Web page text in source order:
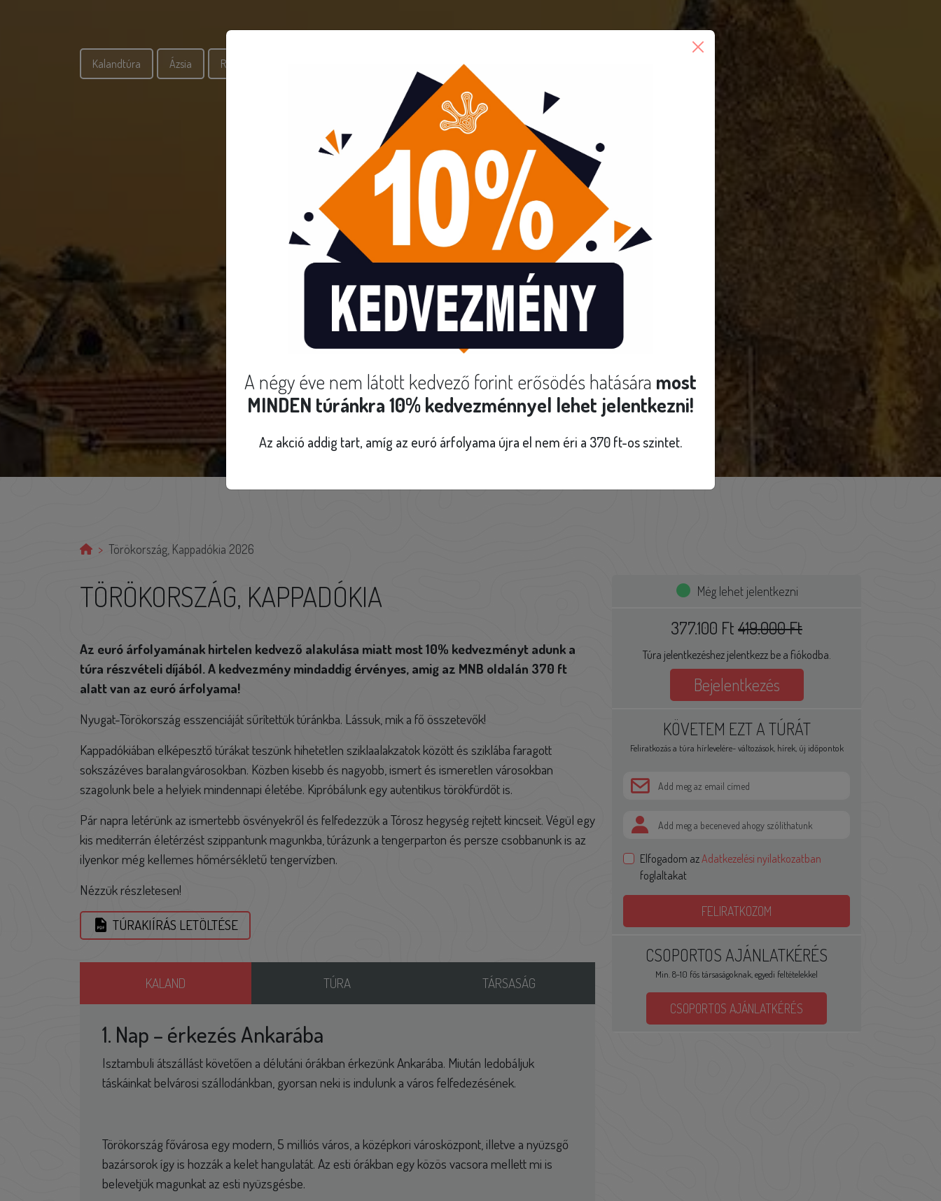
Kalandtúra Ázsia Repülő
Törökország, Kappadókia 2026
TÖRÖKORSZÁG, KAPPADÓKIA
Az euró árfolyamának hirtelen kedvező alakulása miatt most 10% kedvezményt adunk a
túra részvételi díjából. A kedvezmény mindaddig érvényes, amig az MNB oldalán 370 ft
alatt van az euró árfolyama!
Nyugat-Törökország esszenciáját sűrítettük túránkba. Lássuk, mik a fő összetevők!
Kappadókiában elképesztő túrákat teszünk hihetetlen sziklaalakzatok között és sziklába faragott
sokszázéves baralangvárosokban. Közben kisebb és nagyobb, ismert és ismeretlen városokban
szagolunk bele a helyiek mindennapi életébe. Kipróbálunk egy autentikus törökfürdőt is.
Pár napra letérünk az ismertebb ösvényekről és felfedezzük a Tórosz hegység rejtett kincseit. Végül egy
kis mediterrán életérzést szippantunk magunkba, túrázunk a tengerparton és persze csobbanunk is az
ilyenkor még kellemes hőmérsékletű tengervízben.
Nézzük részletesen!
TÚRAKIÍRÁS LETÖLTÉSE
KALAND TÚRA TÁRSASÁG
1. Nap – érkezés Ankarába
Isztambuli átszállást követően a délutáni órákban érkezünk Ankarába. Miután ledobáljuk
táskáinkat belvárosi szállodánkban, gyorsan neki is indulunk a város felfedezésének.
Törökország fővárosa egy modern, 5 milliós város, a középkori városközpont, illetve a nyüzsgő
bazársorok így is hozzák a kelet hangulatát. Az esti órákban egy közös vacsora mellett mi is
belevetjük magunkat az esti nyüzsgésbe.
Még lehet jelentkezni
377.100 Ft419.000 Ft
Túra jelentkezéshez jelentkezz be a fiókodba.
Bejelentkezés
KÖVETEM EZT A TÚRÁT
Feliratkozás a túra hírlevelére- változások, hírek, új időpontok
Elfogadom azAdatkezelési nyilatkozatban
foglaltakat
FELIRATKOZOM
CSOPORTOS AJÁNLATKÉRÉS
Min. 8-10 fős társaságoknak, egyedi feltételekkel
CSOPORTOS AJÁNLATKÉRÉS
A négy éve nem látott kedvező forint erősödés hatására most
MINDEN túránkra 10% kedvezménnyel lehet jelentkezni!
Az akció addig tart, amíg az euró árfolyama újra el nem éri a 370 ft-os szintet.